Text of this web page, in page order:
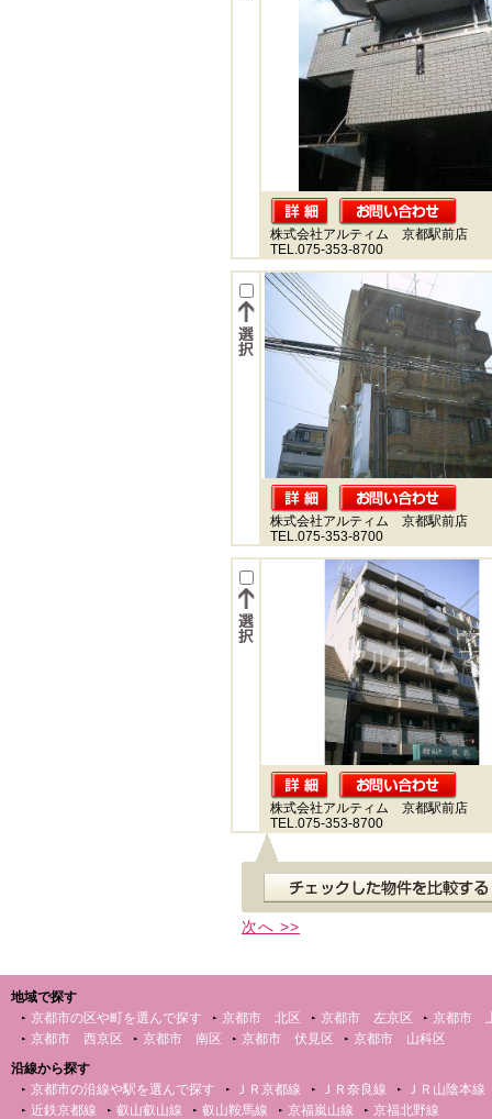
株式会社アルティム 京都駅前店
TEL.075-353-8700
株式会社アルティム 京都駅前店
TEL.075-353-8700
株式会社アルティム 京都駅前店
TEL.075-353-8700
次へ >>
地域で探す
京都市の区や町を選んで探す
京都市 北区 京都市 左京区
京都市
京都市 西京区
京都市 南区 京都市 伏見区
京都市 山科区
沿線から探す
京都市の沿線や駅を選んで探す
ＪＲ京都線 ＪＲ奈良線
ＪＲ山陰本線
近鉄京都線
叡山叡山線 叡山鞍馬線 京福嵐山線
京福北野線